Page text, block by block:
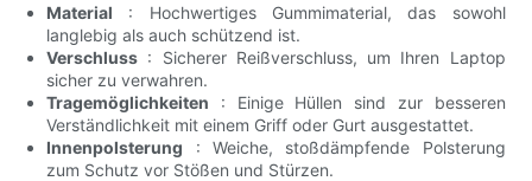
Material : Hochwertiges Gummimaterial, das sowohl
langlebig als auch schützend ist.
Verschluss : Sicherer Reißverschluss, um Ihren Laptop
sicher zu verwahren.
Tragemöglichkeiten : Einige Hüllen sind zur besseren
Verständlichkeit mit einem Griff oder Gurt ausgestattet.
Innenpolsterung : Weiche, stoßdämpfende Polsterung
zum Schutz vor Stößen und Stürzen.